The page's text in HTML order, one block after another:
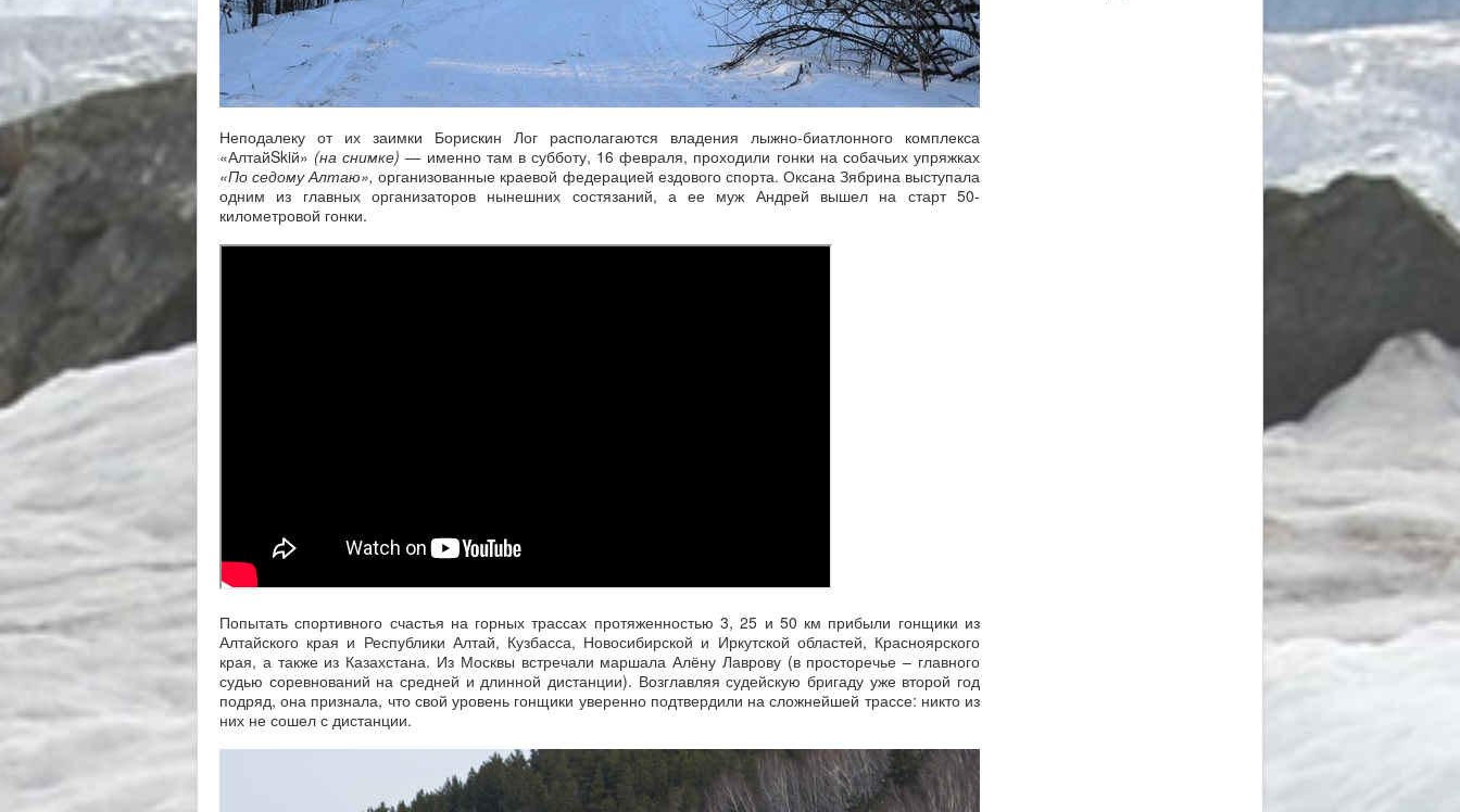
Неподалеку от их заимки Борискин Лог располагаются владения лыжно-биатлонного комплекса
«АлтайSkiй» (на снимке) — именно там в субботу, 16 февраля, проходили гонки на собачьих упряжках
«По седому Алтаю», организованные краевой федерацией ездового спорта. Оксана Зябрина выступала
одним из главных организаторов нынешних состязаний, а ее муж Андрей вышел на старт 50-
километровой гонки.
Попытать спортивного счастья на горных трассах протяженностью 3, 25 и 50 км прибыли гонщики из
Алтайского края и Республики Алтай, Кузбасса, Новосибирской и Иркутской областей, Красноярского
края, а также из Казахстана. Из Москвы встречали маршала Алёну Лаврову (в просторечье – главного
судью соревнований на средней и длинной дистанции). Возглавляя судейскую бригаду уже второй год
подряд, она признала, что свой уровень гонщики уверенно подтвердили на сложнейшей трассе: никто из
них не сошел с дистанции.